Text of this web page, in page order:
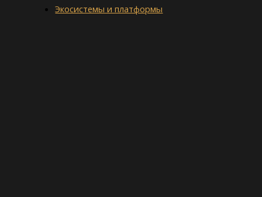
Экосистемы и платформы